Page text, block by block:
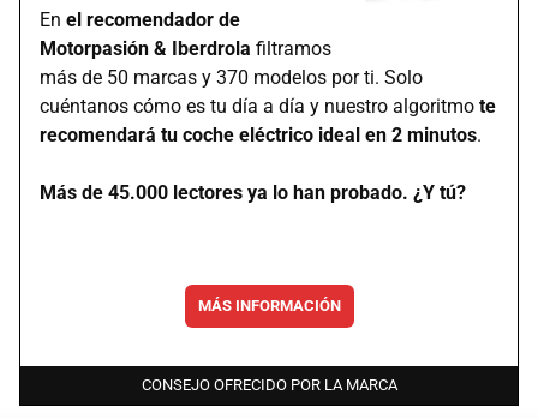
En el recomendador de
Motorpasión & Iberdrola filtramos
más de 50 marcas y 370 modelos por ti. Solo
cuéntanos cómo es tu día a día y nuestro algoritmo te
recomendará tu coche eléctrico ideal en 2 minutos.
Más de 45.000 lectores ya lo han probado. ¿Y tú?
MÁS INFORMACIÓN
CONSEJO OFRECIDO POR LA MARCA